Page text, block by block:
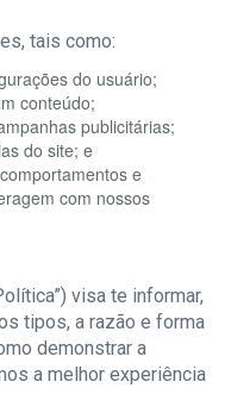
tais como:
do usuário;
conteúdo;
publicitárias;
do site; e
e
com nossos
visa te informar,
tipos, a razão e forma
demonstrar a
a melhor experiência